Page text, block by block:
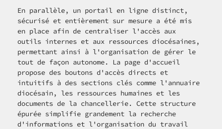
En parallèle, un portail en ligne distinct,
sécurisé et entièrement sur mesure a été mis
en place afin de centraliser l'accès aux
outils internes et aux ressources diocésaines,
permettant ainsi à l'organisation de gérer le
tout de façon autonome. La page d'accueil
propose des boutons d'accès directs et
intuitifs à des sections clés comme l'annuaire
diocésain, les ressources humaines et les
documents de la chancellerie. Cette structure
épurée simplifie grandement la recherche
d'informations et l'organisation du travail